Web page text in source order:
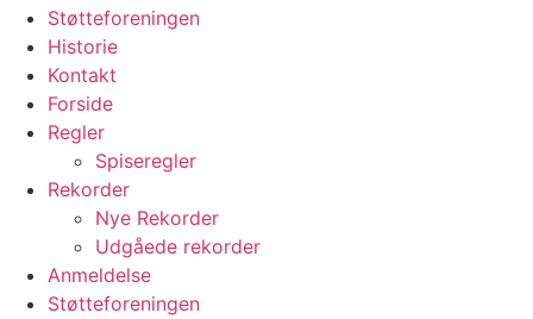
Støtteforeningen
Historie
Kontakt
Forside
Regler
Spiseregler
Rekorder
Nye Rekorder
Udgåede rekorder
Anmeldelse
Støtteforeningen